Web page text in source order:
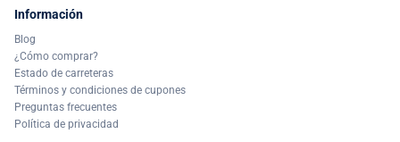
Información
Blog
¿Cómo comprar?
Estado de carreteras
Términos y condiciones de cupones
Preguntas frecuentes
Política de privacidad